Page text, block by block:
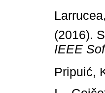
(2016).
IEEE